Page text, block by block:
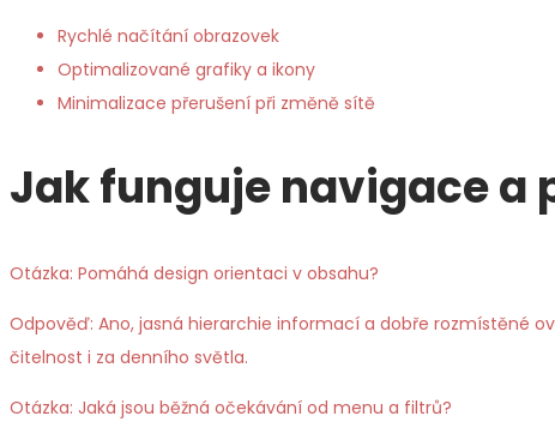
Rychlé načítání obrazovek
Optimalizované grafiky a ikony
Minimalizace přerušení při změně sítě
Jak funguje navigace a
Otázka: Pomáhá design orientaci v obsahu?
Odpověď: Ano, jasná hierarchie informací a dobře rozmístěné
čitelnost i za denního světla.
Otázka: Jaká jsou běžná očekávání od menu a filtrů?